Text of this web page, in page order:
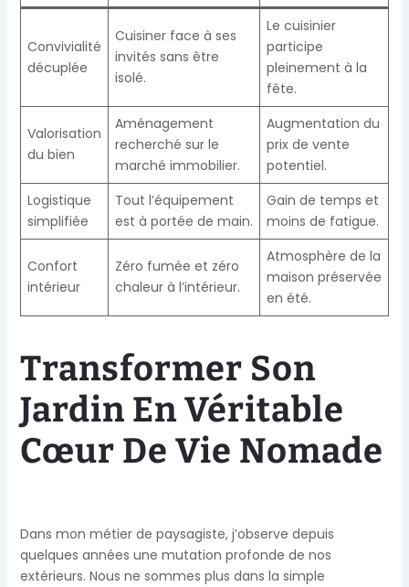
Convivialité
décuplée
Cuisiner face à ses
invités sans être
isolé.
Le cuisinier
participe
pleinement à la
fête.
Valorisation
du bien
Aménagement
recherché sur le
marché immobilier.
Augmentation du
prix de vente
potentiel.
Logistique
simplifiée
Tout l’équipement
est à portée de main.
Gain de temps et
moins de fatigue.
Confort
intérieur
Zéro fumée et zéro
chaleur à l’intérieur.
Atmosphère de la
maison préservée
en été.
Transformer Son
Jardin En Véritable
Cœur De Vie Nomade
Dans mon métier de paysagiste, j’observe depuis
quelques années une mutation profonde de nos
extérieurs. Nous ne sommes plus dans la simple